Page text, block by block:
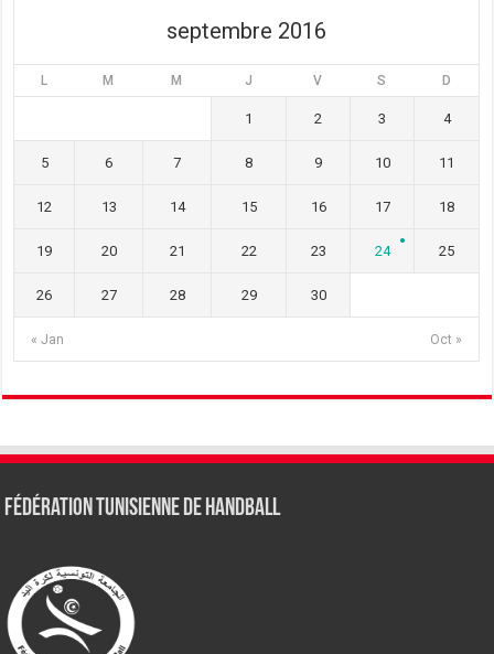
septembre 2016
L M M J V S D
« Jan Oct »
1 2 3 4
5 6 7 8 9 10 11
12 13 14 15 16 17 18
19 20 21 22 23 24 25
26 27 28 29 30
Fédération tunisienne de Handball